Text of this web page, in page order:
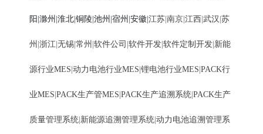
阳 滁州 淮北铜陵 池州 宿州 安徽 江苏 南京 江西 武汉 苏
州 浙江 无锡 常州 软件公司 软件开发 软件定制开发 新能
源行业MES 动力电池行业MES 锂电池行业MES PACK行
业MES PACK生产管MES PACK生产追溯系统 PACK生产
质量管理系统 新能源追溯管理系统 动力电池追溯管理系